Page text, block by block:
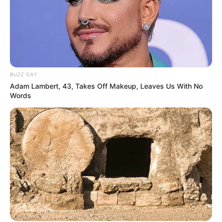
Ausbildungsstätte für den Holzschnitzernachwuchs.
Weitere touristische Attraktionen sind die 1719
erbaute Evangelische Kirche und die zahlreichen
Möglichkeiten zum Wandern und Reitwandern. Nur
wenige hundert Meter entfernt führt der
Fernwanderweg von Bad Kissingen nach Bad
de.wikipedia.org/wiki/Empfertshausen
Tierpark Bad Liebenstein - Idyllisch gelegen, am
Rande des Bad Liebensteiner Elisabethparkes,
finden Sie den in langjähriger aufopferungsvoller
Arbeit entstandenen Tierpark. Er lädt ein zum
Wandeln und Verweilen. Ein Terrarium erwartet Sie
hier ebenso wie eine Flamingovoliere,
Krallenäffchen, der lachende Hans (Kookaburra)
und viele, viele andere Tierarten. Elefanten,
Nashörner, Tiger, Leoparden und andere Groß- und
BUZZ DAY
Adam Lambert, 43, Takes Off Makeup, Leaves Us With No
Words